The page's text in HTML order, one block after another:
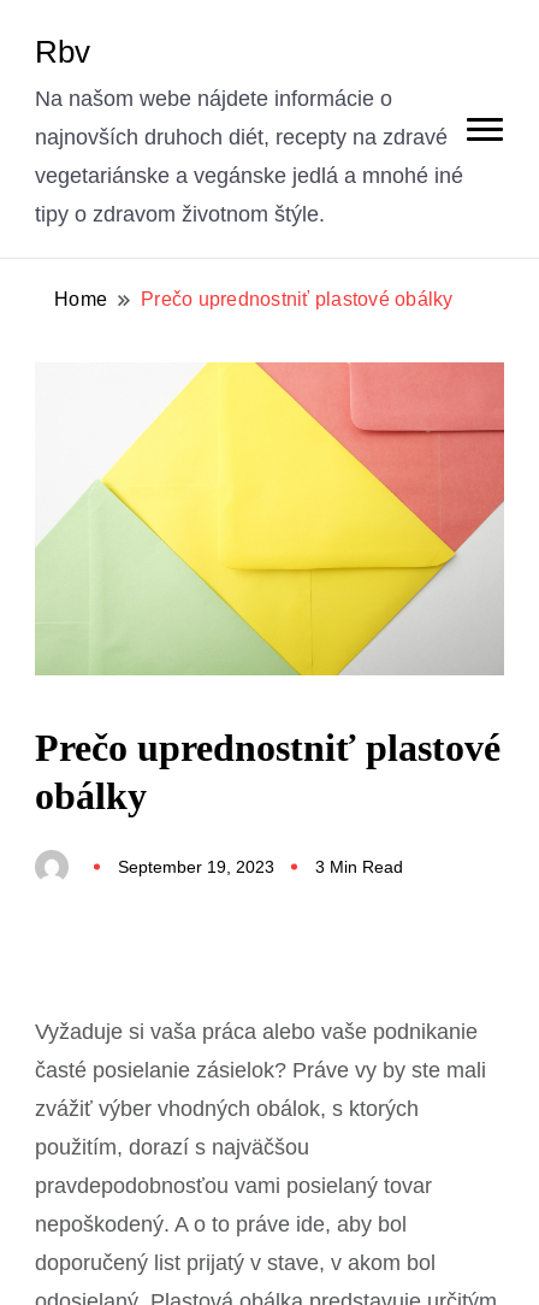
Rbv
Na našom webe nájdete informácie o
najnovších druhoch diét, recepty na zdravé
vegetariánske a vegánske jedlá a mnohé iné
tipy o zdravom životnom štýle.
Home Prečo uprednostniť plastové obálky
Prečo uprednostniť plastové
obálky
September 19, 2023 3 Min Read
Vyžaduje si vaša práca alebo vaše podnikanie
časté posielanie zásielok? Práve vy by ste mali
zvážiť výber vhodných obálok, s ktorých
použitím, dorazí s najväčšou
pravdepodobnosťou vami posielaný tovar
nepoškodený. A o to práve ide, aby bol
doporučený list prijatý v stave, v akom bol